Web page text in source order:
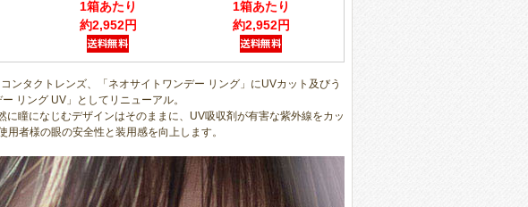
1箱あたり
約2,952円
1箱あたり
約2,952円
ンタクトレンズ、「ネオサイトワンデー リング」にUVカット及びう
リング UV」としてリニューアル。
に瞳になじむデザインはそのままに、UV吸収剤が有害な紫外線をカッ
者様の眼の安全性と装用感を向上します。